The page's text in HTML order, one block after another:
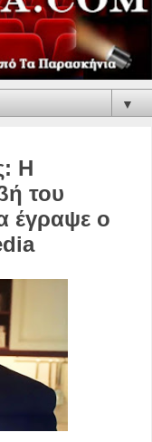
▼
Η
του
έγραψε o